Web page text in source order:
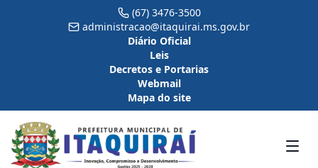
(67) 3476-3500
administracao@itaquirai.ms.gov.br
Diário Oficial
Leis
Decretos e Portarias
Webmail
Mapa do site